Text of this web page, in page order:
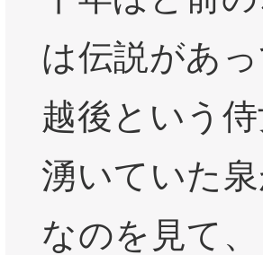
は伝説があ
越後という
湧いていた
なのを見て